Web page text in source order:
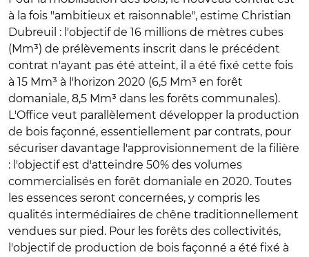
à la fois "ambitieux et raisonnable", estime Christian
Dubreuil : l'objectif de 16 millions de mètres cubes
(Mm³) de prélèvements inscrit dans le précédent
contrat n'ayant pas été atteint, il a été fixé cette fois
à 15 Mm³ à l'horizon 2020 (6,5 Mm³ en forêt
domaniale, 8,5 Mm³ dans les forêts communales).
L'Office veut parallèlement développer la production
de bois façonné, essentiellement par contrats, pour
sécuriser davantage l'approvisionnement de la filière
: l'objectif est d'atteindre 50% des volumes
commercialisés en forêt domaniale en 2020. Toutes
les essences seront concernées, y compris les
qualités intermédiaires de chêne traditionnellement
vendues sur pied. Pour les forêts des collectivités,
l'objectif de production de bois façonné a été fixé à